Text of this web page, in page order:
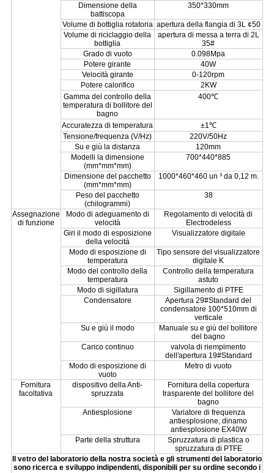
Dimensione della
battiscopa
350*330mm
Volume di bottiglia rotatoria apertura della flangia di 3L ¢50
Volume di riciclaggio della
bottiglia
apertura di messa a terra di 2L
35#
Grado di vuoto
0.098Mpa
Potere girante
40W
Velocità girante
0-120rpm
Potere calorifico
2KW
Gamma del controllo della
temperatura di bollitore del
bagno
400℃
Accuratezza di temperatura
±1℃
Tensione/frequenza (V/Hz)
220V/50Hz
Su e giù la distanza
120mm
Modelli la dimensione
(mm*mm*mm)
700*440*885
Dimensione del pacchetto
(mm*mm*mm)
1000*460*460 un ³ da 0,12 m.
Peso del pacchetto
(chilogrammi)
38
Assegnazione
di funzione
Modo di adeguamento di
velocità
Regolamento di velocità di
Electrodeless
Giri il modo di esposizione
della velocità
Visualizzatore digitale
Modo di esposizione di
temperatura
Tipo sensore del visualizzatore
digitale K
Modo del controllo della
temperatura
Controllo della temperatura
astuto
Modo di sigillatura
Sigillamento di PTFE
Condensatore
Apertura 29#Standard del
condensatore 100*510mm di
verticale
Su e giù il modo
Manuale su e giù del bollitore
del bagno
Carico continuo
valvola di riempimento
dell'apertura 19#Standard
Modo di esposizione di
vuoto
Metro di vuoto
Fornitura
facoltativa
dispositivo della Anti-
spruzzata
Fornitura della copertura
trasparente del bollitore del
bagno
Antiesplosione
Variatore di frequenza
antiesplosione, dinamo
antiesplosione EX40W
Parte della struttura
Spruzzatura di plastica o
spruzzatura di PTFE
Il vetro del laboratorio della nostra società e gli strumenti del laboratorio
sono ricerca e sviluppo indipendenti, disponibili per su ordine secondo i